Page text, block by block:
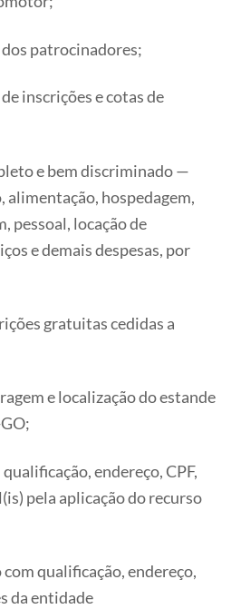
patrocinadores;
inscrições e cotas de
e bem discriminado —
alimentação, hospedagem,
pessoal, locação de
e demais despesas, por
gratuitas cedidas a
e localização do estande
endereço, CPF,
pela aplicação do recurso
qualificação, endereço,
da entidade